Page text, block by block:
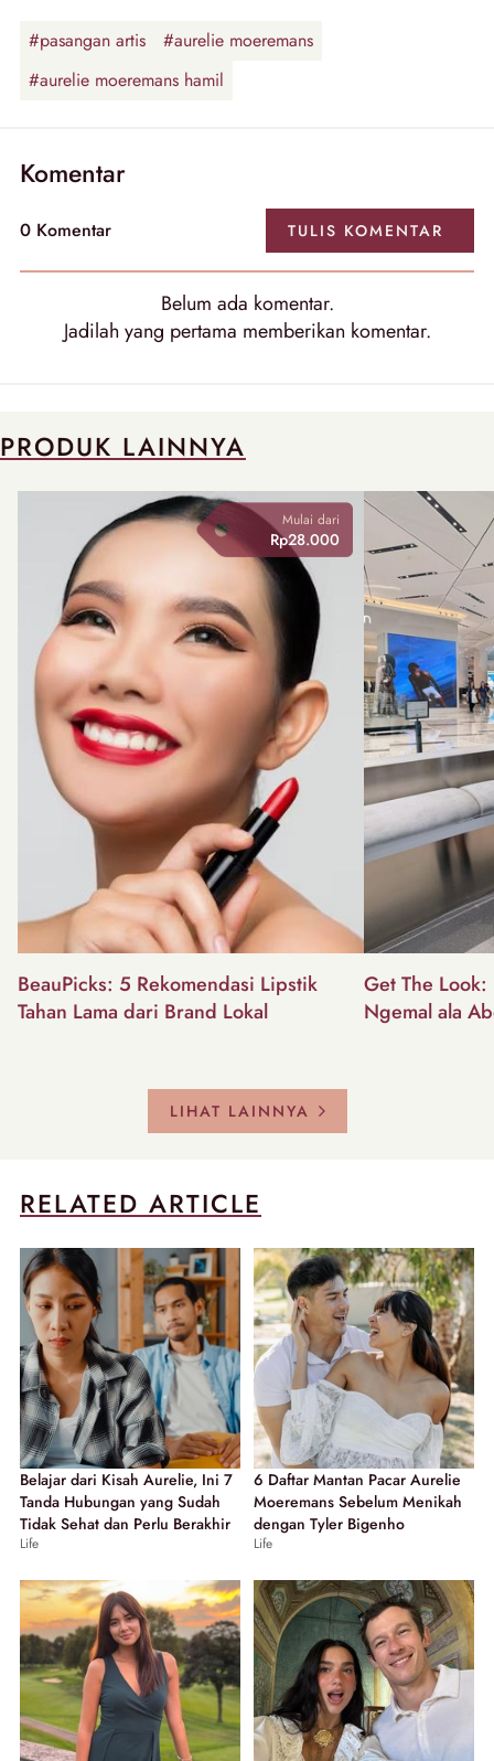
#pasangan artis
#aurelie moeremans
#aurelie moeremans hamil
Komentar
0 Komentar TULIS KOMENTAR
Belum ada komentar.
Jadilah yang pertama memberikan komentar.
PRODUK LAINNYA
Mulai dari
Rp28.000
BeauPicks: 5 Rekomendasi Lipstik
Tahan Lama dari Brand Lokal
Get The
Ngemal ala
LIHAT LAINNYA
RELATED ARTICLE
Belajar dari Kisah Aurelie, Ini 7
Tanda Hubungan yang Sudah
Tidak Sehat dan Perlu Berakhir
Life
6 Daftar Mantan Pacar Aurelie
Moeremans Sebelum Menikah
dengan Tyler Bigenho
Life